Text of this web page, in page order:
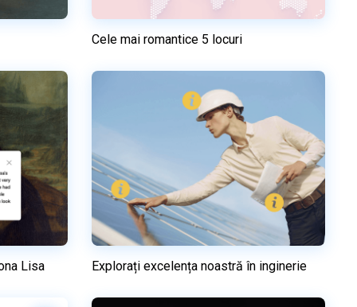
Utilizați acest model
Cele mai romantice 5 locuri
Lisa
Previzualizare
Explorați excelența noastră în inginerie